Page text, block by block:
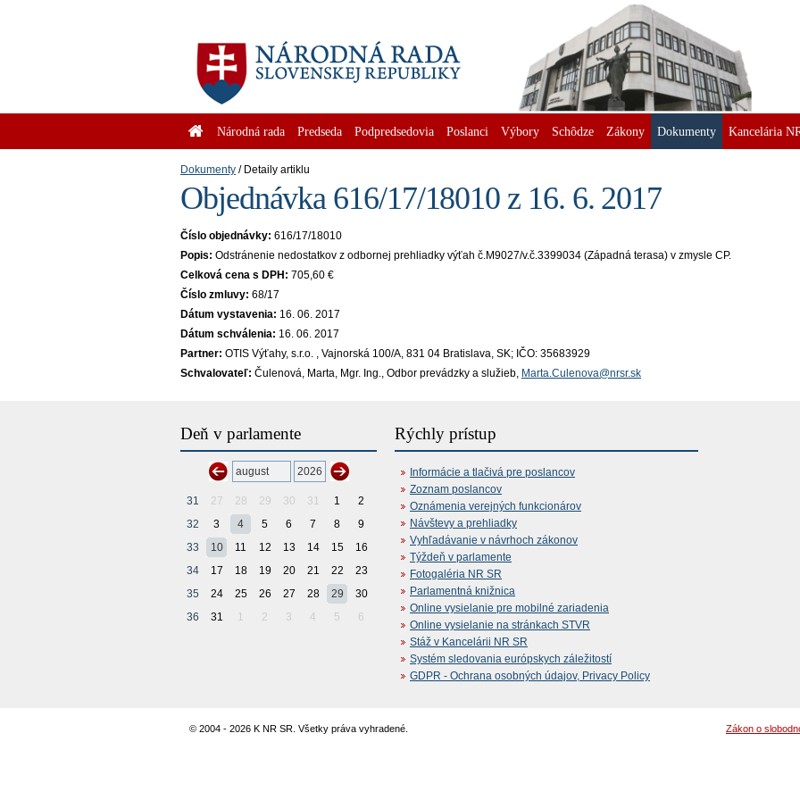
Národná rada Predseda Podpredsedovia Poslanci Výbory Schôdze Zákony Dokumenty Kancelária
Dokumenty Detaily artiklu
Objednávka 616/17/18010 z 16. 6. 2017
Číslo objednávky: 616/17/18010
Popis: Odstránenie nedostatkov z odbornej prehliadky výťah č.M9027/v.č.3399034 (Západná terasa) v zmysle CP.
Celková cena s DPH: 705,60 €
Číslo zmluvy: 68/17
Dátum vystavenia: 16. 06. 2017
Dátum schválenia: 16. 06. 2017
Partner: OTIS Výťahy, s.r.o. , Vajnorská 100/A, 831 04 Bratislava, SK; IČO: 35683929
Schvalovateľ: Čulenová, Marta, Mgr. Ing., Odbor prevádzky a služieb, Marta.Culenova@nrsr.sk
Deň v parlamente
31 27 28 29 30 31 1
2
32
3 4 5 6 7 8
9
33
10 11 12 13 14 15
16
34
17 18 19 20 21 22
23
35
24 25 26 27 28 29
30
36
31 1 2 3 4 5 6
Rýchly prístup
Informácie a tlačivá pre poslancov
Zoznam poslancov
Oznámenia verejných funkcionárov
Návštevy a prehliadky
Vyhľadávanie v návrhoch zákonov
Týždeň v parlamente
Fotogaléria NR SR
Parlamentná knižnica
Online vysielanie pre mobilné zariadenia
Online vysielanie na stránkach STVR
Stáž v Kancelárii NR SR
Systém sledovania európskych záležitostí
GDPR - Ochrana osobných údajov, Privacy Policy
© 2004 - 2026 K NR SR. Všetky práva vyhradené. Zákon o